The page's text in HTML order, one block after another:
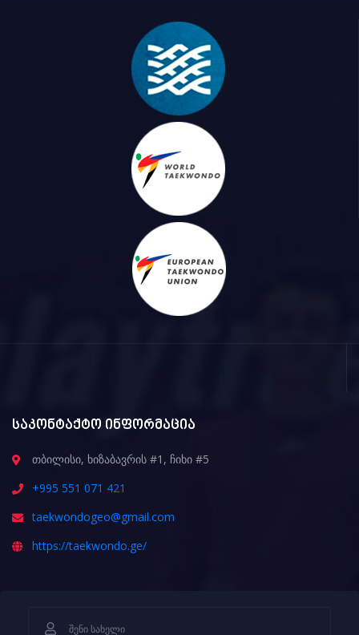
საკონტაქტო ინფორმაცია
თბილისი, ხიზაბავრის #1, ჩიხი #5
+995 551 071 421
taekwondogeo@gmail.com
https://taekwondo.ge/